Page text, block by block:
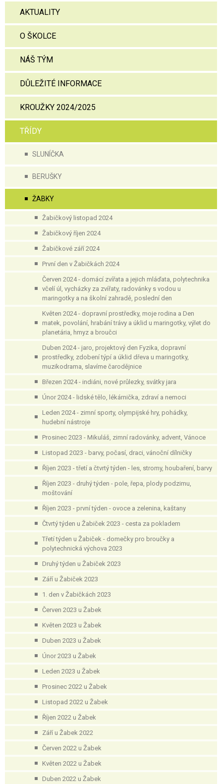
AKTUALITY
O ŠKOLCE
NÁŠ TÝM
DŮLEŽITÉ INFORMACE
KROUŽKY 2024/2025
TŘÍDY
SLUNÍČKA
BERUŠKY
ŽABKY
Žabičkový listopad 2024
Žabičkový říjen 2024
Žabičkové září 2024
První den v Žabičkách 2024
Červen 2024 - domácí zvířata a jejich mláďata, polytechnika
včelí úl, vycházky za zvířaty, radovánky s vodou u
maringotky a na školní zahradě, poslední den
Květen 2024 - dopravní prostředky, moje rodina a Den
matek, povolání, hrabání trávy a úklid u maringotky, výlet do
planetária, hmyz a broučci
Duben 2024 - jaro, projektový den Fyzika, dopravní
prostředky, zdobení týpí a úklid dřeva u maringotky,
muzikodrama, slavíme čarodějnice
Březen 2024 - indiáni, nové průlezky, svátky jara
Únor 2024 - lidské tělo, lékárnička, zdraví a nemoci
Leden 2024 - zimní sporty, olympijské hry, pohádky,
hudební nástroje
Prosinec 2023 - Mikuláš, zimní radovánky, advent, Vánoce
Listopad 2023 - barvy, počasí, draci, vánoční dílničky
Říjen 2023 - třetí a čtvrtý týden - les, stromy, houbaření, barvy
Říjen 2023 - druhý týden - pole, řepa, plody podzimu,
moštování
Říjen 2023 - první týden - ovoce a zelenina, kaštany
Čtvrtý týden u Žabiček 2023 - cesta za pokladem
Třetí týden u Žabiček - domečky pro broučky a
polytechnická výchova 2023
Druhý týden u Žabiček 2023
Září u Žabiček 2023
1. den v Žabičkách 2023
Červen 2023 u Žabek
Květen 2023 u Žabek
Duben 2023 u Žabek
Únor 2023 u Žabek
Leden 2023 u Žabek
Prosinec 2022 u Žabek
Listopad 2022 u Žabek
Říjen 2022 u Žabek
Září u Žabek 2022
Červen 2022 u Žabek
Květen 2022 u Žabek
Duben 2022 u Žabek